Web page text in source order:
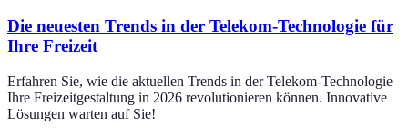
Die neuesten Trends in der Telekom-Technologie für
Ihre Freizeit
Erfahren Sie, wie die aktuellen Trends in der Telekom-Technologie
Ihre Freizeitgestaltung in 2026 revolutionieren können. Innovative
Lösungen warten auf Sie!